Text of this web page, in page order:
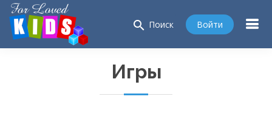
search Поиск Войти
Игры